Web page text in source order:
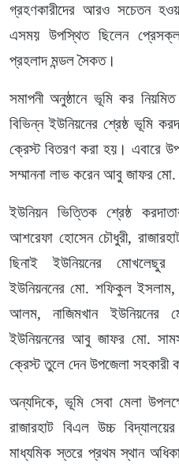
গ্রহণকারীদের আরও সচেতন
এসময় উপস্থিত ছিলেন
প্রহলাদ মন্ডল সৈকত।
সমাপনী অনুষ্ঠানে ভূমি কর
বিভিন্ন ইউনিয়নের শ্রেষ্ঠ ভূমি
ক্রেস্ট বিতরণ করা হয়। এবারে
সম্মাননা লাভ করেন আবু জাফর মো.
ইউনিয়ন ভিত্তিক শ্রেষ্ঠ
আশরেফা হোসেন চৌধুরী,
ছিনাই ইউনিয়নের মোখলেছুর
ইউনিয়ননের মো. শফিকুল ইসলাম,
আলম, নাজিমখান ইউনিয়নের
ইউনিয়ননের আবু জাফর মো.
ক্রেস্ট তুলে দেন উপজেলা সহকারী
অন্যদিকে, ভূমি সেবা মেলা
রাজারহাট বিএল উচ্চ
মাধ্যমিক স্তরে প্রথম স্থান